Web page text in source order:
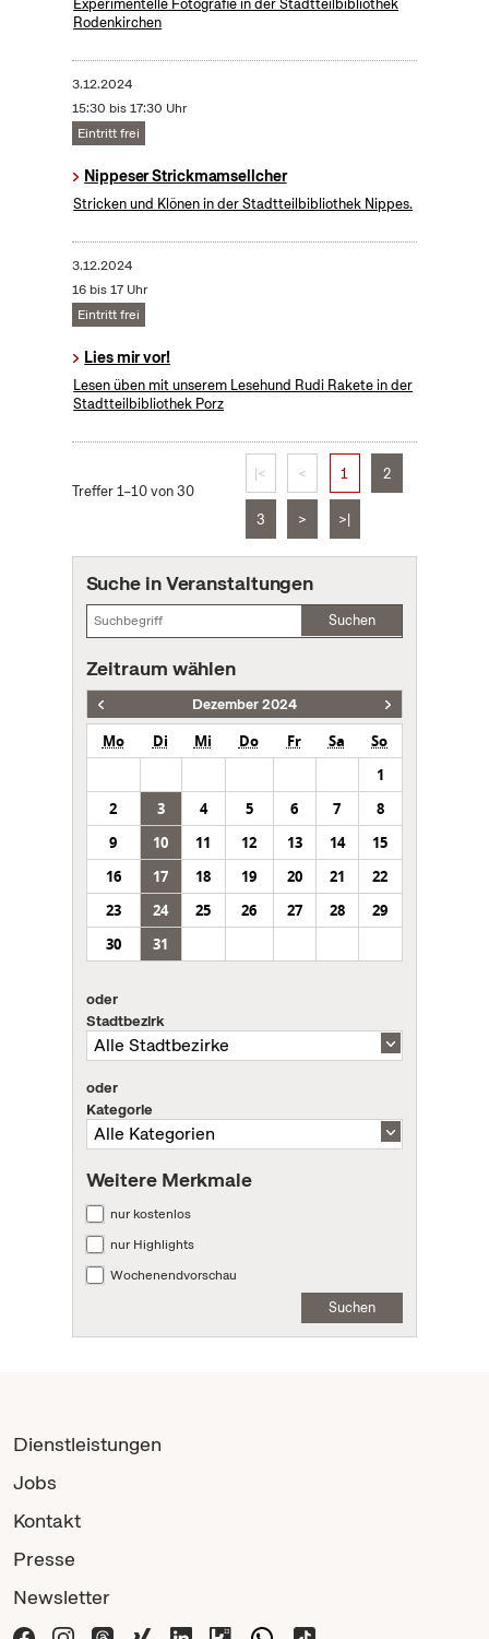
Experimentelle Fotografie in der Stadtteilbibliothek
Rodenkirchen
3.12.2024
15:30 bis 17:30 Uhr
Eintritt frei
Nippeser Strickmamsellcher
Stricken und Klönen in der Stadtteilbibliothek Nippes.
3.12.2024
16 bis 17 Uhr
Eintritt frei
Lies mir vor!
Lesen üben mit unserem Lesehund Rudi Rakete in der
Stadtteilbibliothek Porz
Treffer 1–10 von 30
|< < 1 2
3 > >|
Suche in Veranstaltungen
Suchen
Zeitraum wählen
Dezember 2024
Mo Di Mi Do Fr Sa
So
1
2
3 4 5 6 7
8
9
10 11 12 13 14
15
16
17 18 19 20 21
22
23
24 25 26 27 28
29
30
31
oder
Stadtbezirk
oder
Kategorie
Weitere Merkmale
nur kostenlos
nur Highlights
Wochenendvorschau
Suchen
Dienstleistungen
Jobs
Kontakt
Presse
Newsletter